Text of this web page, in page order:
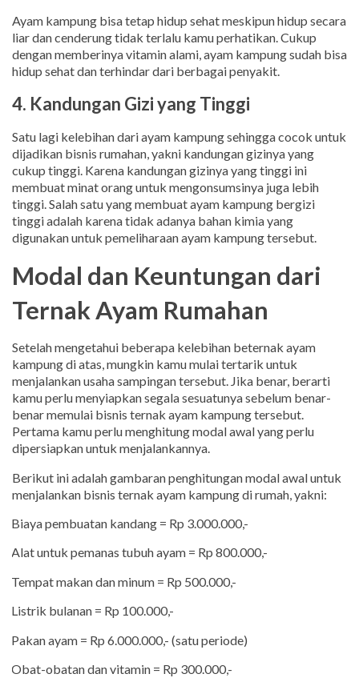
Ayam kampung bisa tetap hidup sehat meskipun hidup secara
liar dan cenderung tidak terlalu kamu perhatikan. Cukup
dengan memberinya vitamin alami, ayam kampung sudah bisa
hidup sehat dan terhindar dari berbagai penyakit.
4. Kandungan Gizi yang Tinggi
Satu lagi kelebihan dari ayam kampung sehingga cocok untuk
dijadikan bisnis rumahan, yakni kandungan gizinya yang
cukup tinggi. Karena kandungan gizinya yang tinggi ini
membuat minat orang untuk mengonsumsinya juga lebih
tinggi. Salah satu yang membuat ayam kampung bergizi
tinggi adalah karena tidak adanya bahan kimia yang
digunakan untuk pemeliharaan ayam kampung tersebut.
Modal dan Keuntungan dari
Ternak Ayam Rumahan
Setelah mengetahui beberapa kelebihan beternak ayam
kampung di atas, mungkin kamu mulai tertarik untuk
menjalankan usaha sampingan tersebut. Jika benar, berarti
kamu perlu menyiapkan segala sesuatunya sebelum benar-
benar memulai bisnis ternak ayam kampung tersebut.
Pertama kamu perlu menghitung modal awal yang perlu
dipersiapkan untuk menjalankannya.
Berikut ini adalah gambaran penghitungan modal awal untuk
menjalankan bisnis ternak ayam kampung di rumah, yakni:
Biaya pembuatan kandang = Rp 3.000.000,-
Alat untuk pemanas tubuh ayam = Rp 800.000,-
Tempat makan dan minum = Rp 500.000,-
Listrik bulanan = Rp 100.000,-
Pakan ayam = Rp 6.000.000,- (satu periode)
Obat-obatan dan vitamin = Rp 300.000,-